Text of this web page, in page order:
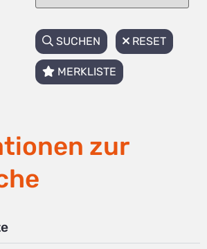
SUCHEN RESET
MERKLISTE
zur